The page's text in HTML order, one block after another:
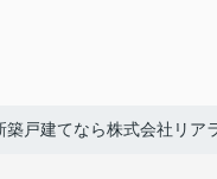
築戸建てなら株式会社リア